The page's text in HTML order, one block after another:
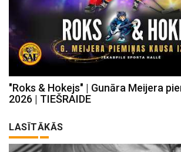
"Roks & Hokejs" | Gunāra Meijera
2026 | TIEŠRAIDE
LASĪTĀKĀS